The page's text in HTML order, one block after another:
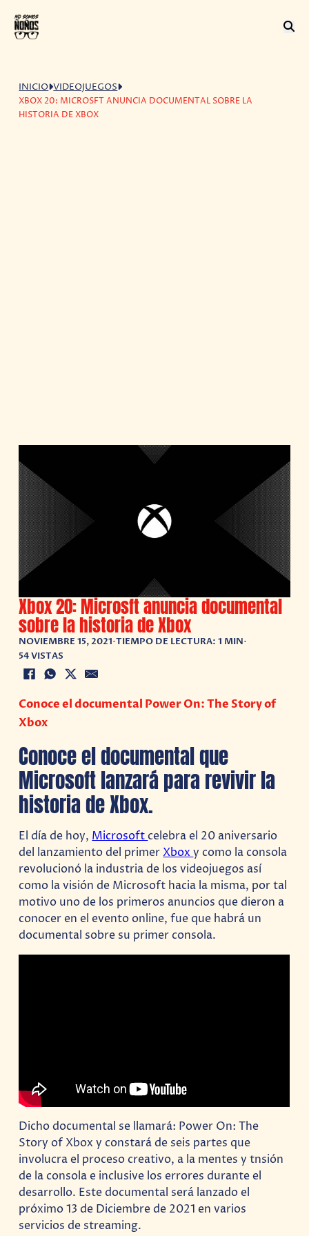
INICIO VIDEOJUEGOS
XBOX 20: MICROSFT ANUNCIA DOCUMENTAL SOBRE LA
HISTORIA DE XBOX
Xbox 20: Microsft anuncia documental
sobre la historia de Xbox
NOVIEMBRE 15, 2021•TIEMPO DE LECTURA: 1 MIN•
54 VISTAS
Conoce el documental Power On: The Story of
Xbox
Conoce el documental que
Microsoft lanzará para revivir la
historia de Xbox.
El día de hoy, Microsoftcelebra el 20 aniversario
del lanzamiento del primerXboxy como la consola
revolucionó la industria de los videojuegos así
como la visión de Microsoft hacia la misma, por tal
motivo uno de los primeros anuncios que dieron a
conocer en el evento online, fue que habrá un
documental sobre su primer consola.
Dicho documental se llamará: Power On: The
Story of Xbox y constará de seis partes que
involucra el proceso creativo, a la mentes y tnsión
de la consola e inclusive los errores durante el
desarrollo. Este documental será lanzado el
próximo 13 de Diciembre de 2021 en varios
servicios de streaming.